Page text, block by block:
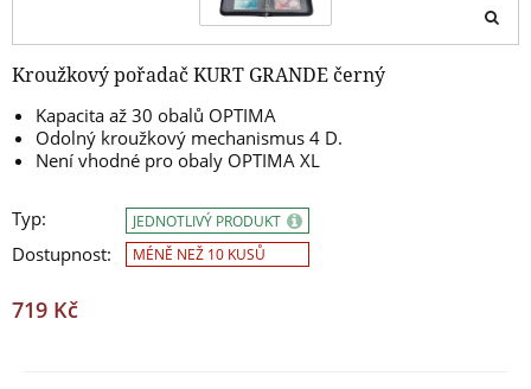
Kroužkový pořadač KURT GRANDE černý
Kapacita až 30 obalů OPTIMA
Odolný kroužkový mechanismus 4 D.
Není vhodné pro obaly OPTIMA XL
Typ:
Dostupnost:
JEDNOTLIVÝ PRODUKT
MÉNĚ NEŽ 10 KUSŮ
719 Kč